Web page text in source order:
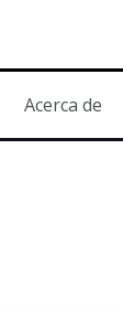
Acerca de